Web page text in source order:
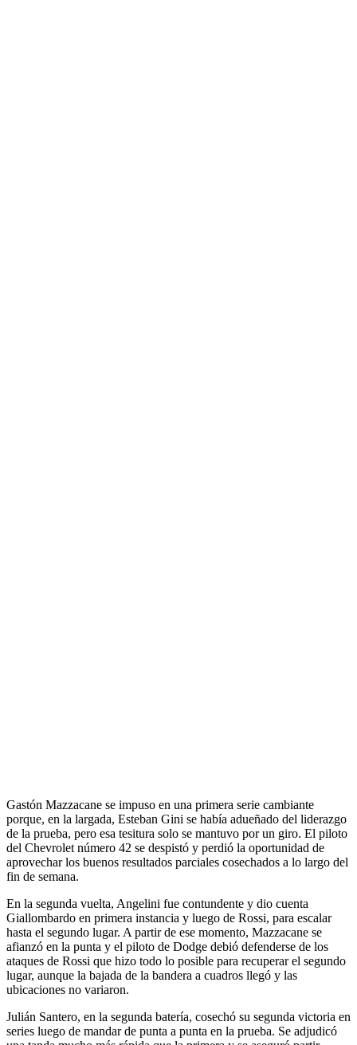
Gastón Mazzacane se impuso en una primera serie cambiante
porque, en la largada, Esteban Gini se había adueñado del liderazgo
de la prueba, pero esa tesitura solo se mantuvo por un giro. El piloto
del Chevrolet número 42 se despistó y perdió la oportunidad de
aprovechar los buenos resultados parciales cosechados a lo largo del
fin de semana.
En la segunda vuelta, Angelini fue contundente y dio cuenta
Giallombardo en primera instancia y luego de Rossi, para escalar
hasta el segundo lugar. A partir de ese momento, Mazzacane se
afianzó en la punta y el piloto de Dodge debió defenderse de los
ataques de Rossi que hizo todo lo posible para recuperar el segundo
lugar, aunque la bajada de la bandera a cuadros llegó y las
ubicaciones no variaron.
Julián Santero, en la segunda batería, cosechó su segunda victoria en
series luego de mandar de punta a punta en la prueba. Se adjudicó